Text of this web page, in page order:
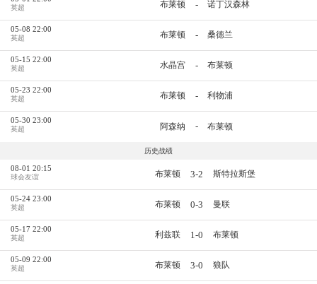
英超 布莱顿 - 诺丁汉森林
05-08 22:00
英超 布莱顿 - 桑德兰
05-15 22:00
英超 水晶宫 - 布莱顿
05-23 22:00
英超 布莱顿 - 利物浦
05-30 23:00
英超 阿森纳 - 布莱顿
历史战绩
08-01 20:15
球会友谊 布莱顿 3-2 斯特拉斯堡
05-24 23:00
英超 布莱顿 0-3 曼联
05-17 22:00
英超 利兹联 1-0 布莱顿
05-09 22:00
英超 布莱顿 3-0 狼队